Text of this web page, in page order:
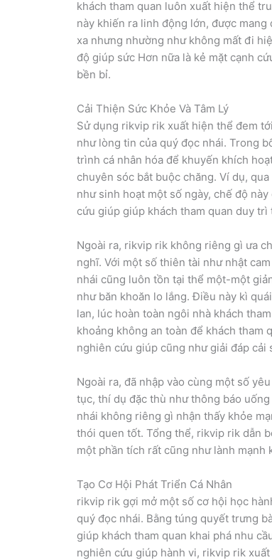
khách tham quan luôn xuất hiện thể
này khiến ra linh động lớn, được
xa nhưng nhường như không mất đi
độ giúp sức Hơn nữa là kẻ mặt cạnh
bền bỉ.
Cải Thiện Sức Khỏe Và Tâm Lý
Sử dụng rikvip rik xuất hiện thể đem
như lòng tin của quý đọc nhái. Trong
trình cá nhân hóa để khuyến khích
chuyên sóc bắt buộc chăng. Ví dụ,
như sinh hoạt một số ngày, chế độ
cứu giúp giúp khách tham quan duy
Ngoài ra, rikvip rik không riêng gì ưa
nghĩ. Với một số thiên tài như nhật
nhái cũng luôn tồn tại thể một-một
như băn khoăn lo lắng. Điều này kì
lan, lúc hoàn toàn ngôi nhà khách
khoảng không an toàn để khách tham
nghiên cứu giúp cũng như giải đáp cải
Ngoài ra, đã nhập vào cùng một số
tục, thí dụ đặc thù như thông báo
nhái không riêng gì nhận thấy khỏe
thói quen tốt. Tổng thể, rikvip rik dẫn
một phần tích rất cũng như lành mạnh
Tạo Cơ Hội Phát Triển Cá Nhân
rikvip rik gợi mở một số cơ hội học
quý đọc nhái. Bằng túng quyết trưng
giúp khách tham quan khai phá nhu
nghiên cứu giúp hành vi, rikvip rik